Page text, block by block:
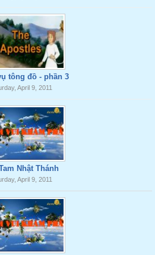
tông đồ - phần 3
April 9, 2011
Nhật Thánh
April 9, 2011